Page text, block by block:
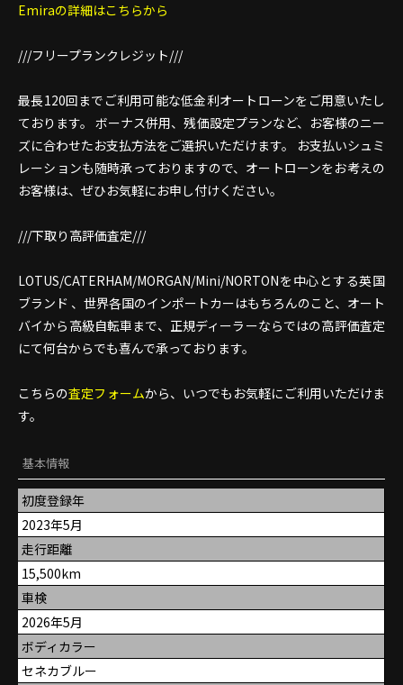
Emiraの詳細はこちらから
///フリープランクレジット///
最長120回までご利用可能な低金利オートローンをご用意いたし
ております。 ボーナス併用、残価設定プランなど、お客様のニー
ズに合わせたお支払方法をご選択いただけます。 お支払いシュミ
レーションも随時承っておりますので、オートローンをお考えの
お客様は、ぜひお気軽にお申し付けください。
///下取り高評価査定///
LOTUS/CATERHAM/MORGAN/Mini/NORTONを中心とする英国
ブランド 、世界各国のインポートカーはもちろんのこと、オート
バイから高級自転車まで、正規ディーラーならではの高評価査定
にて何台からでも喜んで承っております。
こちらの査定フォームから、いつでもお気軽にご利用いただけま
す。
基本情報
初度登録年
2023年5月
走行距離
15,500km
車検
2026年5月
ボディカラー
セネカブルー